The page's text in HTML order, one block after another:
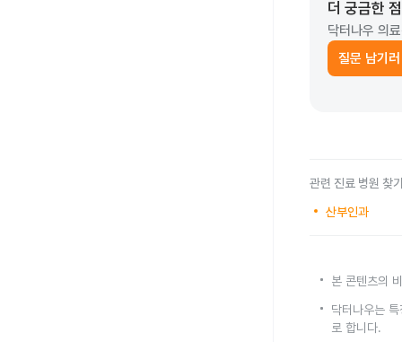
더 궁금한
닥터나우 의
질문 남기
관련 진료 병원 찾
산부인과
본 콘텐츠의
닥터나우는
로 합니다.